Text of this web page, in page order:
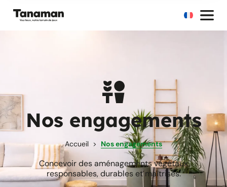
Nos engagements
Accueil Nos engagements
Concevoir des aménagements végétaux
responsables, durables et maîtrisés.